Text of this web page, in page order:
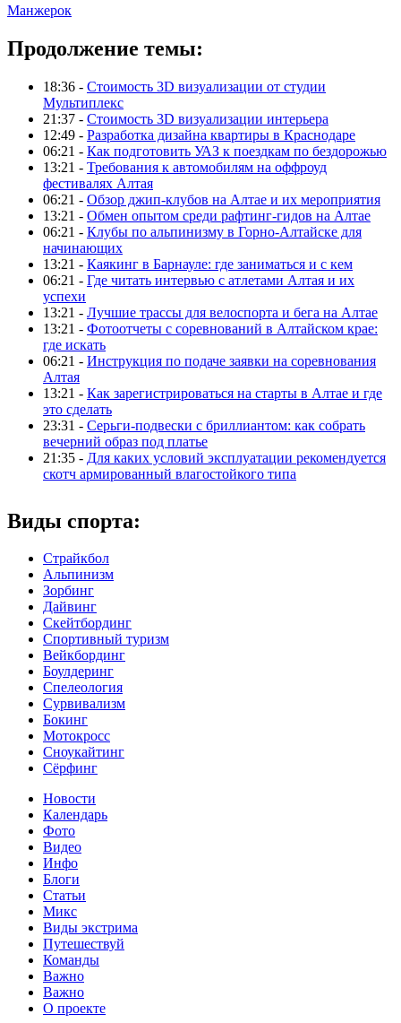
Манжерок
Продолжение темы:
18:36 - Стоимость 3D визуализации от студии
Мультиплекс
21:37 - Стоимость 3D визуализации интерьера
12:49 - Разработка дизайна квартиры в Краснодаре
06:21 - Как подготовить УАЗ к поездкам по бездорожью
13:21 - Требования к автомобилям на оффроуд
фестивалях Алтая
06:21 - Обзор джип-клубов на Алтае и их мероприятия
13:21 - Обмен опытом среди рафтинг-гидов на Алтае
06:21 - Клубы по альпинизму в Горно-Алтайске для
начинающих
13:21 - Каякинг в Барнауле: где заниматься и с кем
06:21 - Где читать интервью с атлетами Алтая и их
успехи
13:21 - Лучшие трассы для велоспорта и бега на Алтае
13:21 - Фотоотчеты с соревнований в Алтайском крае:
где искать
06:21 - Инструкция по подаче заявки на соревнования
Алтая
13:21 - Как зарегистрироваться на старты в Алтае и где
это сделать
23:31 - Серьги-подвески с бриллиантом: как собрать
вечерний образ под платье
21:35 - Для каких условий эксплуатации рекомендуется
скотч армированный влагостойкого типа
Виды спорта:
Страйкбол
Альпинизм
Зорбинг
Дайвинг
Скейтбординг
Спортивный туризм‎
Вейкбординг
Боулдеринг
Спелеология
Сурвивализм
Бокинг
Мотокросс
Сноукайтинг
Сёрфинг
Новости
Календарь
Фото
Видео
Инфо
Блоги
Статьи
Микс
Виды экстрима
Путешествуй
Команды
Важно
Важно
О проекте